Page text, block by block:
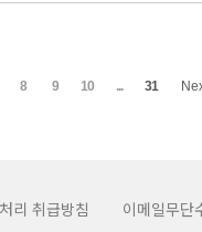
8 9 10 ... 31
리 취급방침 이메일무단